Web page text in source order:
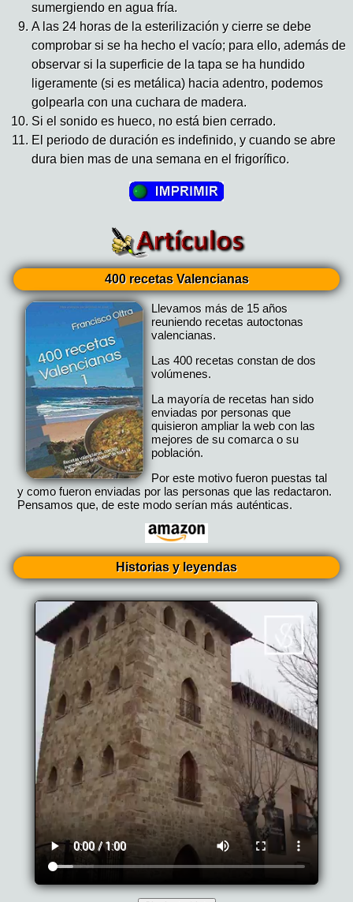
sumergiendo en agua fría.
A las 24 horas de la esterilización y cierre se debe
comprobar si se ha hecho el vacío; para ello, además de
observar si la superficie de la tapa se ha hundido
ligeramente (si es metálica) hacia adentro, podemos
golpearla con una cuchara de madera.
Si el sonido es hueco, no está bien cerrado.
El periodo de duración es indefinido, y cuando se abre
dura bien mas de una semana en el frigorífico.
400 recetas Valencianas
Llevamos más de 15 años
reuniendo recetas autoctonas
valencianas.
Las 400 recetas constan de dos
volúmenes.
La mayoría de recetas han sido
enviadas por personas que
quisieron ampliar la web con las
mejores de su comarca o su
población.
Por este motivo fueron puestas tal
y como fueron enviadas por las personas que las redactaron.
Pensamos que, de este modo serían más auténticas.
Historias y leyendas